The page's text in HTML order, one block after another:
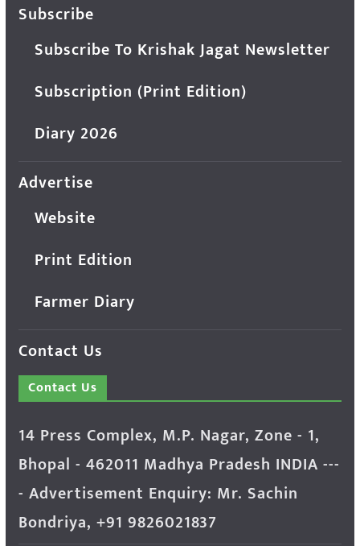
Subscribe
Subscribe To Krishak Jagat Newsletter
Subscription (Print Edition)
Diary 2026
Advertise
Website
Print Edition
Farmer Diary
Contact Us
Contact Us
14 Press Complex, M.P. Nagar, Zone - 1,
Bhopal - 462011 Madhya Pradesh INDIA ---
- Advertisement Enquiry: Mr. Sachin
Bondriya, +91 9826021837